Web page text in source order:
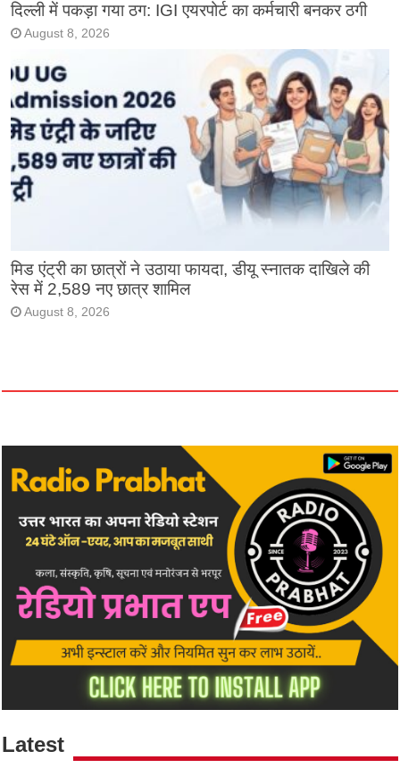
दिल्ली में पकड़ा गया ठग: IGI एयरपोर्ट का कर्मचारी बनकर ठगी
August 8, 2026
मिड एंट्री का छात्रों ने उठाया फायदा, डीयू स्नातक दाखिले की
रेस में 2,589 नए छात्र शामिल
August 8, 2026
Latest